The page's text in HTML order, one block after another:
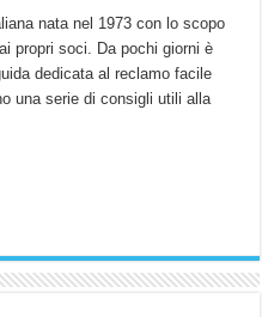
nata nel 1973 con lo scopo
propri soci. Da pochi giorni è
dedicata al reclamo facile
una serie di consigli utili alla